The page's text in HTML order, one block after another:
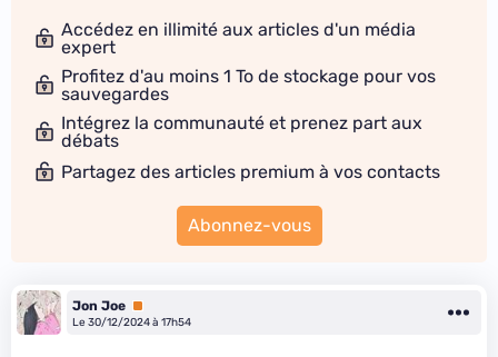
Accédez en illimité aux articles d'un média
expert
Profitez d'au moins 1 To de stockage pour vos
sauvegardes
Intégrez la communauté et prenez part aux
débats
Partagez des articles premium à vos contacts
Abonnez-vous
Jon Joe Premium
Le 30/12/2024 à 17h54